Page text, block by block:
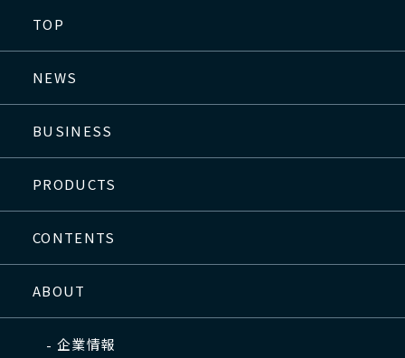
TOP
NEWS
BUSINESS
PRODUCTS
CONTENTS
ABOUT
企業情報